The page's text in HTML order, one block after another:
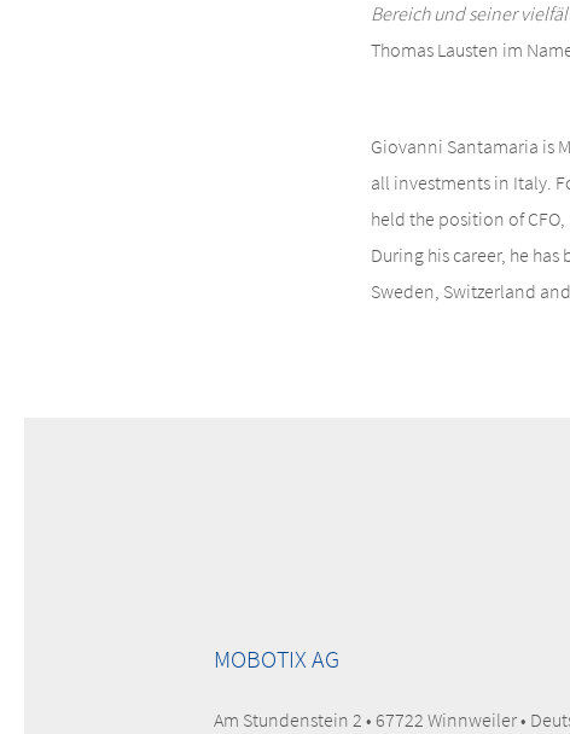
Bereich und seiner
Thomas Lausten im
Giovanni Santamaria is
all investments in Italy.
held the position of CFO,
During his career, he
Sweden, Switzerland
MOBOTIX AG
Am Stundenstein 2 • 67722 Winnweiler •